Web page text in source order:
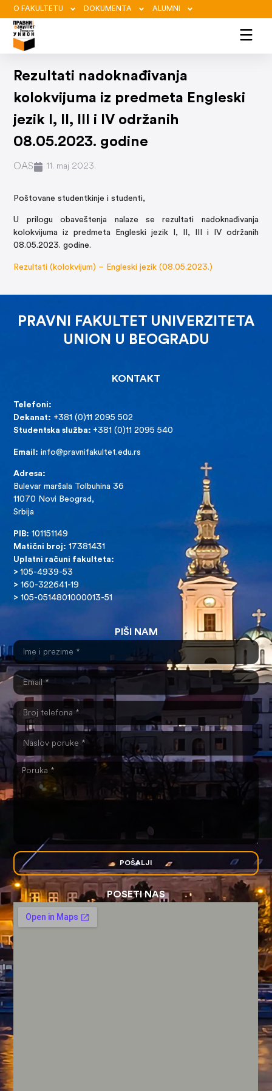
O FAKULTETU DOKUMENTA ALUMNI
Rezultati nadoknađivanja
kolokvijuma iz predmeta Engleski
jezik I, II, III i IV održanih
08.05.2023. godine
OAS 11. maj 2023.
Poštovane studentkinje i studenti,
U prilogu obaveštenja nalaze se rezultati nadoknađivanja
kolokvijuma iz predmeta Engleski jezik I, II, III i IV održanih
08.05.2023. godine.
Rezultati (kolokvijum) – Engleski jezik (08.05.2023.)
PRAVNI FAKULTET UNIVERZITETA
UNION U BEOGRADU
KONTAKT
Telefoni:
Dekanat: +381 (0)11 2095 502
Studentska služba: +381 (0)11 2095 540
Email: info@pravnifakultet.edu.rs
Adresa:
Bulevar maršala Tolbuhina 36
11070 Novi Beograd,
Srbija
PIB: 101151149
Matični broj: 17381431
Uplatni računi fakulteta:
>105-4939-53
> 160-322641-19
> 105-0514801000013-51
PIŠI NAM
POŠALJI
POSETI NAS